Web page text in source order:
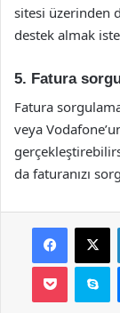
sitesi üzerinden
destek almak
5. Fatura
Fatura
veya
da faturanızı
Facebook
X
Pocket